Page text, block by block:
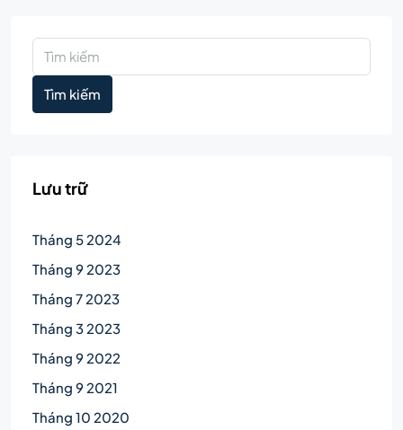
Tìm kiếm
Lưu trữ
Tháng 5 2024
Tháng 9 2023
Tháng 7 2023
Tháng 3 2023
Tháng 9 2022
Tháng 9 2021
Tháng 10 2020